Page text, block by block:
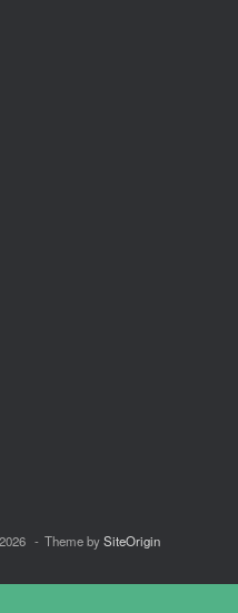
Theme bySiteOrigin